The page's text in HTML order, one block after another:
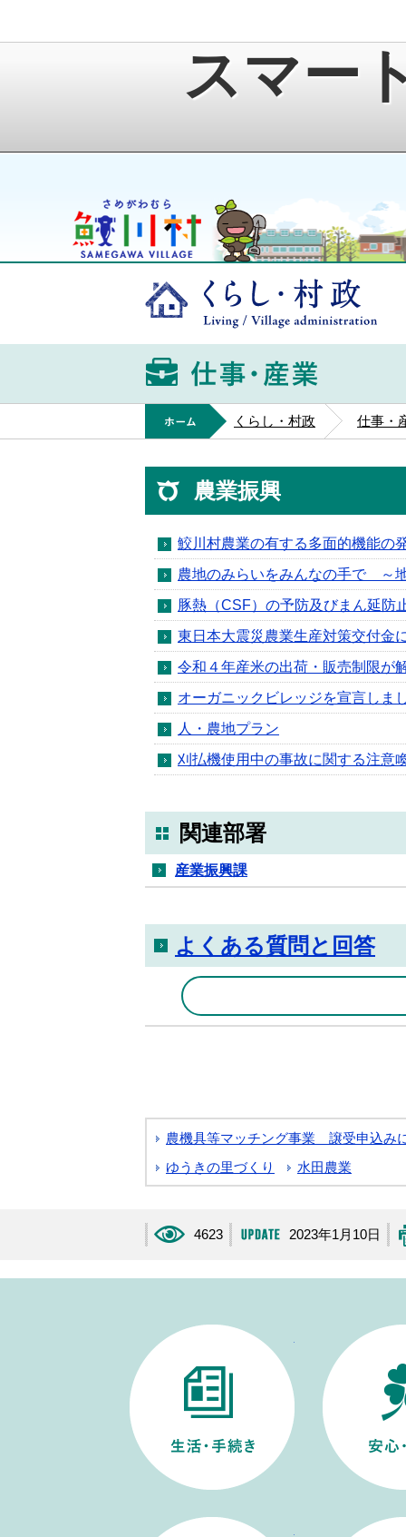
スマー
鮫川村公式ホームページ
ホーム
くらし・村政 仕事・
農業振興
鮫川村農業の有する多面的機能の
農地のみらいをみんなの手で ～
豚熱（CSF）の予防及びまん延防
東日本大震災農業生産対策交付金
令和４年産米の出荷・販売制限が
オーガニックビレッジを宣言しま
人・農地プラン
刈払機使用中の事故に関する注意
関連部署
産業振興課
よくある質問と回答
農機具等マッチング事業 譲受申込み
ゆうきの里づくり
水田農業
4623 2023年1月10日
生活・手続き
仕事・産業